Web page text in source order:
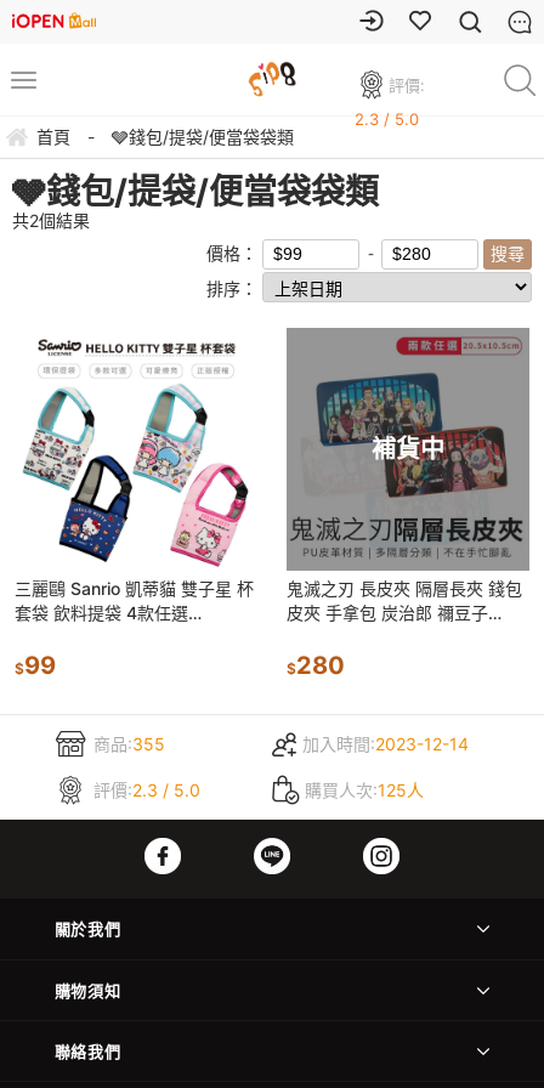
評價:
2.3 / 5.0
首頁 - 🩶錢包/提袋/便當袋袋類
🩶錢包/提袋/便當袋袋類
共2個結果
價格：
排序：
三麗鷗 Sanrio 凱蒂貓 雙子星 杯
套袋 飲料提袋 4款任選
$99
補貨中
鬼滅之刃 長皮夾 隔層長夾 錢包
皮夾 手拿包 炭治郎 禰豆子
$280
商品:355 加入時間:2023-12-14
評價:2.3 / 5.0 購買人次:125人
關於我們
購物須知
聯絡我們